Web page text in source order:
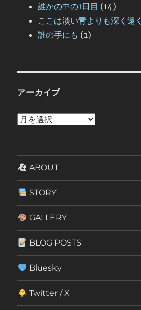
誰かの中の1日目 (14)
ここは淡い青よりも深く遠く
誰の手にも (1)
アーカイブ
ア
イ
ABOUT
STORY
GALLERY
BLOG POSTS
Bluesky
Twitter / X